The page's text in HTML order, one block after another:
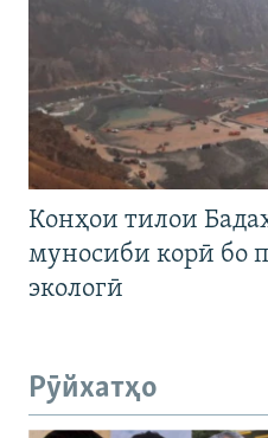
Конҳои тилои
муносиби корӣ бо
экологӣ
Рӯйхатҳо